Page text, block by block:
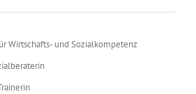
Wirtschafts- und Sozialkompetenz